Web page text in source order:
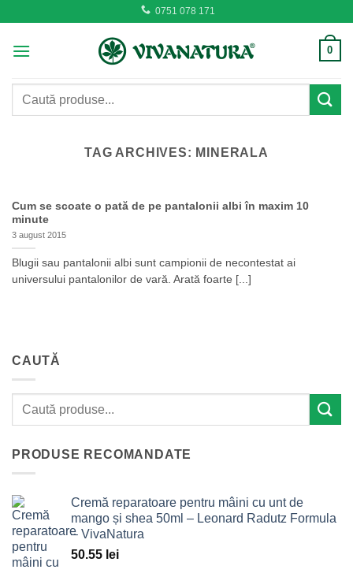
content
0751 078 171
0
Caută
TAG ARCHIVES: MINERALA
Cum se scoate o pată de pe pantalonii albi în maxim 10
minute
3 august 2015
Blugii sau pantalonii albi sunt campionii de necontestat ai
universului pantalonilor de vară. Arată foarte [...]
CAUTĂ
PRODUSE RECOMANDATE
Cremă reparatoare pentru mâini cu unt de
mango și shea 50ml – Leonard Radutz Formula
– VivaNatura
50.55 lei